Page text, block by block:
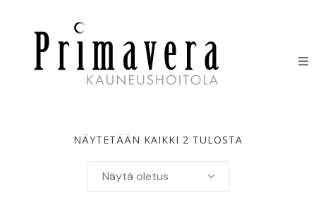
IHONHOITOTUOTTEET
NÄYTETÄÄN KAIKKI 2 TULOSTA
Näytä oletus